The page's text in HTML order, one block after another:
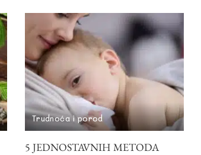
Trudnoća i porod
5 JEDNOSTAVNIH METODA